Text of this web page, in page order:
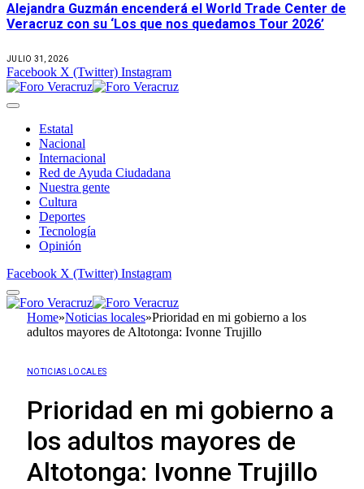
Alejandra Guzmán encenderá el World Trade Center de
Veracruz con su ‘Los que nos quedamos Tour 2026’
JULIO 31, 2026
Facebook X (Twitter) Instagram
Estatal
Nacional
Internacional
Red de Ayuda Ciudadana
Nuestra gente
Cultura
Deportes
Tecnología
Opinión
Facebook X (Twitter) Instagram
Home»Noticias locales»Prioridad en mi gobierno a los
adultos mayores de Altotonga: Ivonne Trujillo
NOTICIAS LOCALES
Prioridad en mi gobierno a
los adultos mayores de
Altotonga: Ivonne Trujillo